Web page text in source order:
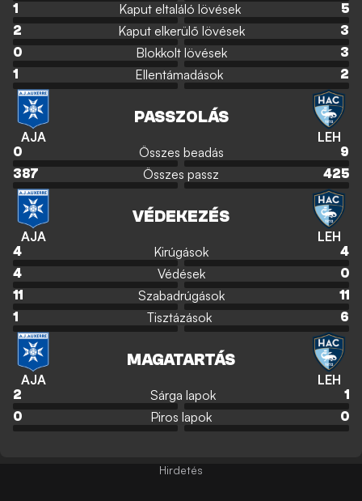
1
Kaput eltaláló lövések
5
2
Kaput elkerülő lövések
3
0
Blokkolt lövések
3
1
Ellentámadások 2
AJA
PASSZOLÁS
LEH
0 Összes beadás
9
387
Összes passz 425
AJA
VÉDEKEZÉS
LEH
4 Kirúgások
4
4
Védések
0
11
Szabadrúgások
11
1
Tisztázások 6
AJA
MAGATARTÁS
LEH
2 Sárga lapok
1
0
Piros lapok 0
Hirdetés